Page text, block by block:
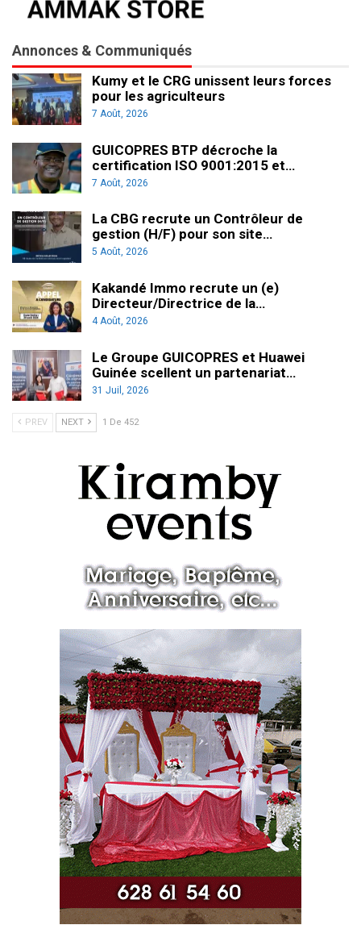
Annonces & Communiqués
Kumy et le CRG unissent leurs forces
pour les agriculteurs
7 Août, 2026
GUICOPRES BTP décroche la
certification ISO 9001:2015 et…
7 Août, 2026
La CBG recrute un Contrôleur de
gestion (H/F) pour son site…
5 Août, 2026
Kakandé Immo recrute un (e)
Directeur/Directrice de la…
4 Août, 2026
Le Groupe GUICOPRES et Huawei
Guinée scellent un partenariat…
31 Juil, 2026
PREV NEXT 1 De 452